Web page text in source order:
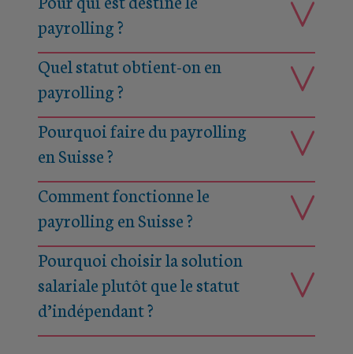
payrolling ?
Quel statut obtient-on en
payrolling ?
Pourquoi faire du payrolling
en Suisse ?
Comment fonctionne le
payrolling en Suisse ?
Pourquoi choisir la solution
salariale plutôt que le statut
d’indépendant ?